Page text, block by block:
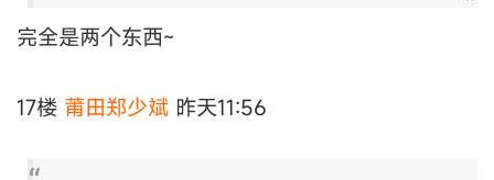
完全是两个东西~
17楼 莆田郑少斌 昨天11:56